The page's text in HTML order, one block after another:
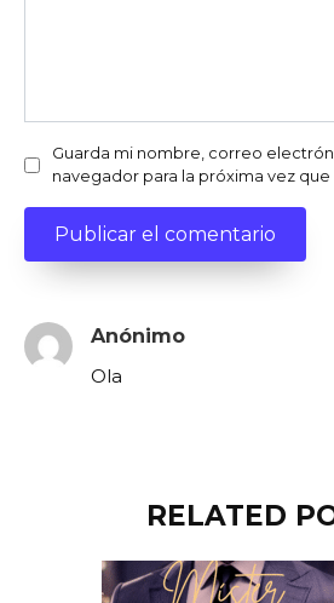
Guarda mi nombre, correo
navegador para la próxima vez
Anónimo
Ola
RELATED